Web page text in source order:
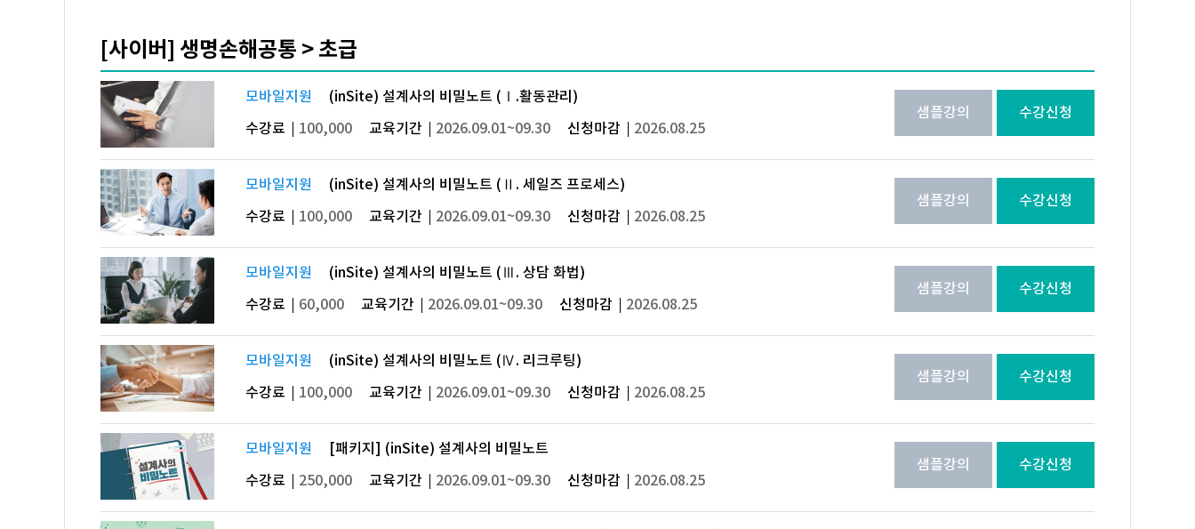
[사이버] 생명손해공통 > 초급
모바일지원
(inSite) 설계사의 비밀노트 (Ⅰ.활동관리)
수강료
100,000 교육기간 2026.09.01~09.30 신청마감 2026.08.25
샘플강의 수강신청
모바일지원
(inSite) 설계사의 비밀노트 (Ⅱ. 세일즈 프로세스)
수강료
100,000 교육기간 2026.09.01~09.30 신청마감 2026.08.25
샘플강의 수강신청
모바일지원
(inSite) 설계사의 비밀노트 (Ⅲ. 상담 화법)
수강료
60,000 교육기간 2026.09.01~09.30 신청마감 2026.08.25
샘플강의 수강신청
모바일지원
(inSite) 설계사의 비밀노트 (Ⅳ. 리크루팅)
수강료
100,000 교육기간 2026.09.01~09.30 신청마감 2026.08.25
샘플강의 수강신청
모바일지원
[패키지] (inSite) 설계사의 비밀노트
수강료
250,000 교육기간 2026.09.01~09.30 신청마감 2026.08.25
샘플강의 수강신청